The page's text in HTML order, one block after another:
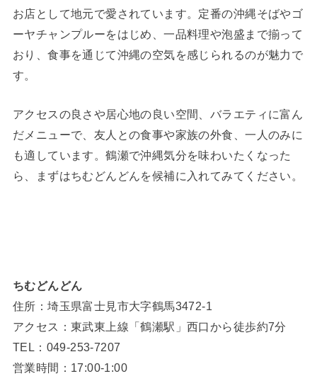
お店として地元で愛されています。定番の沖縄そばやゴ
ーヤチャンプルーをはじめ、一品料理や泡盛まで揃って
おり、食事を通じて沖縄の空気を感じられるのが魅力で
す。
アクセスの良さや居心地の良い空間、バラエティに富ん
だメニューで、友人との食事や家族の外食、一人のみに
も適しています。鶴瀬で沖縄気分を味わいたくなった
ら、まずはちむどんどんを候補に入れてみてください。
ちむどんどん
住所：埼玉県富士見市大字鶴馬3472-1
アクセス：東武東上線「鶴瀬駅」西口から徒歩約7分
TEL：049-253-7207
営業時間：17:00-1:00